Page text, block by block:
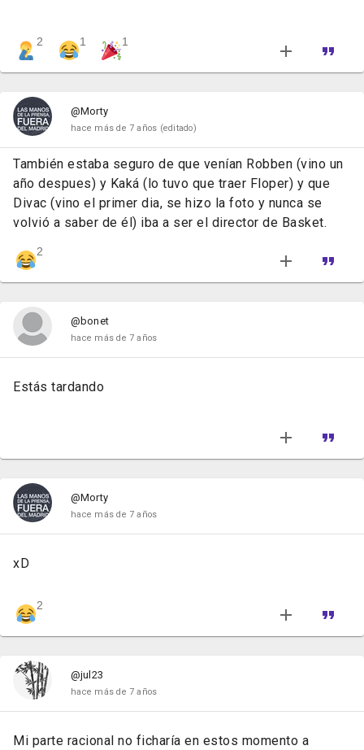
2 1 1
@Morty
hace más de 7 años (editado)
También estaba seguro de que venían Robben (vino un
año despues) y Kaká (lo tuvo que traer Floper) y que
Divac (vino el primer dia, se hizo la foto y nunca se
volvió a saber de él) iba a ser el director de Basket.
2
@bonet
hace más de 7 años
Estás tardando
@Morty
hace más de 7 años
xD
2
@jul23
hace más de 7 años
Mi parte racional no ficharía en estos momento a